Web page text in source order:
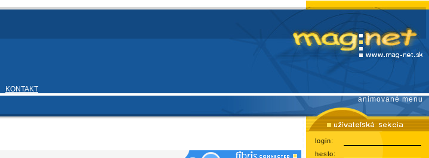
KONTAKT
animované menu
login:
heslo: